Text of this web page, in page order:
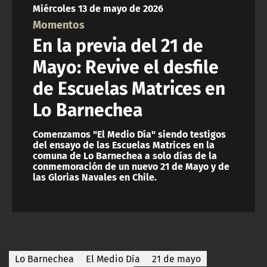
Miércoles 13 de mayo de 2026
Momentos
En la previa del 21 de
Mayo: Revive el desfile
de Escuelas Matrices en
Lo Barnechea
Comenzamos "El Medio Día" siendo testigos
del ensayo de las Escuelas Matrices en la
comuna de Lo Barnechea a solo días de la
conmemoración de un nuevo 21 de Mayo y de
las Glorias Navales en Chile.
Lo Barnechea El Medio Día
21 de mayo